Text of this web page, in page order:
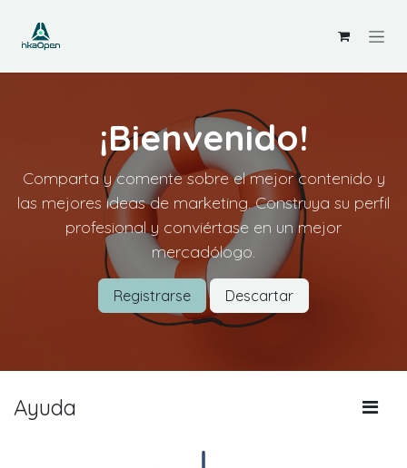
¡Bienvenido!
Comparta y comente sobre el mejor contenido y
las mejores ideas de marketing. Construya su perfil
profesional y conviértase en un mejor
mercadólogo.
Registrarse Descartar
Ayuda